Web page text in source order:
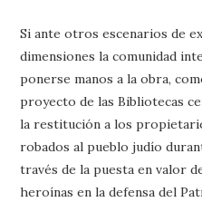
Si ante otros escenarios de
dimensiones la comunidad
ponerse manos a la obra,
proyecto de las Bibliotecas
la restitución a los
robados al pueblo judío
través de la puesta en valor
heroínas en la defensa del